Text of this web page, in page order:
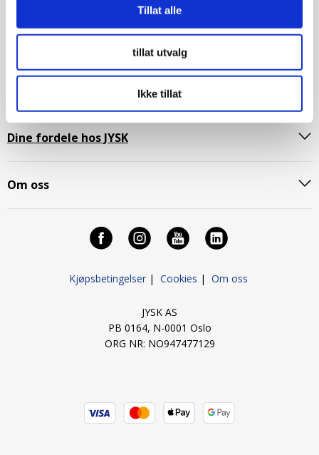
Tillat alle
tillat utvalg
Ikke tillat
Dine fordele hos JYSK
Om oss
Kjøpsbetingelser| Cookies | Om oss
JYSK AS
PB 0164, N-0001 Oslo
ORG NR: NO947477129